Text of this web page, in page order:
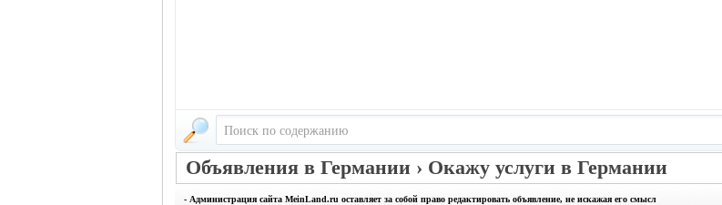
Объявления в Германии › Окажу услуги в Германии
- Администрация сайта MeinLand.ru оставляет за собой право редактировать объявление, не искажая его смысл